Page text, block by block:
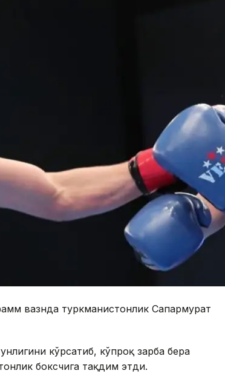
вазнда туркманистонлик Сапармурат
кўрсатиб, кўпроқ зарба бера
боксчига тақдим этди.